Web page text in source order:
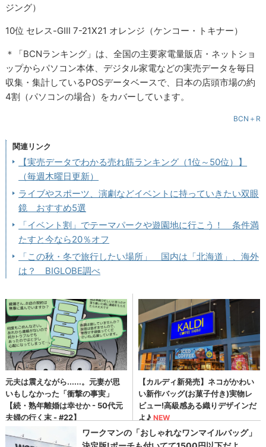
ジング）
10位 セレス-GIII 7-21X21 オレンジ（ケンコー・トキナー）
＊「BCNランキング」は、全国の主要家電量販店・ネットショ
ップからパソコン本体、デジタル家電などの実売データを毎日
収集・集計しているPOSデータベースで、日本の店頭市場の約
4割（パソコンの場合）をカバーしています。
BCN＋R
関連リンク
【実売データでわかる売れ筋ランキング（1位～50位）】
（毎週木曜日更新）
ライブやスポーツ、演劇などイベントに持っていきたい双眼
鏡 おすすめ5選
「イベント割」でテーマパークや遊園地に行こう！ 条件満
たすと今なら20％オフ
「この秋・冬で旅行したい場所」 国内は「北海道」、海外
は？ BIGLOBE調べ